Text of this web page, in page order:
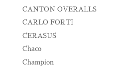
CANTON OVERALLS
CARLO FORTI
CERASUS
Chaco
Champion